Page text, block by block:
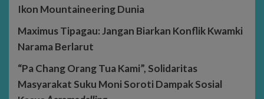
Ikon Mountaineering Dunia
Maximus Tipagau: Jangan Biarkan Konflik Kwamki
Narama Berlarut
“Pa Chang Orang Tua Kami”, Solidaritas
Masyarakat Suku Moni Soroti Dampak Sosial